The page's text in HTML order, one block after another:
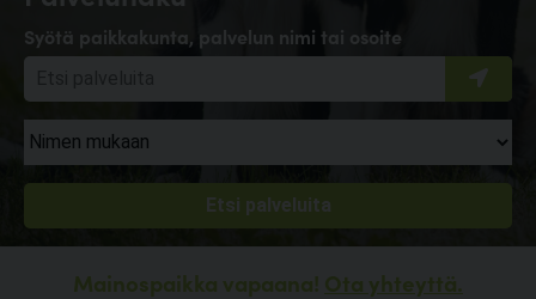
Syötä paikkakunta, palvelun nimi tai osoite
Mainospaikka vapaana! Ota yhteyttä.